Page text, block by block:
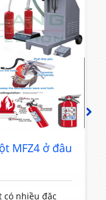
MFZ4 ở đâu
có nhiều đặc
NEXT